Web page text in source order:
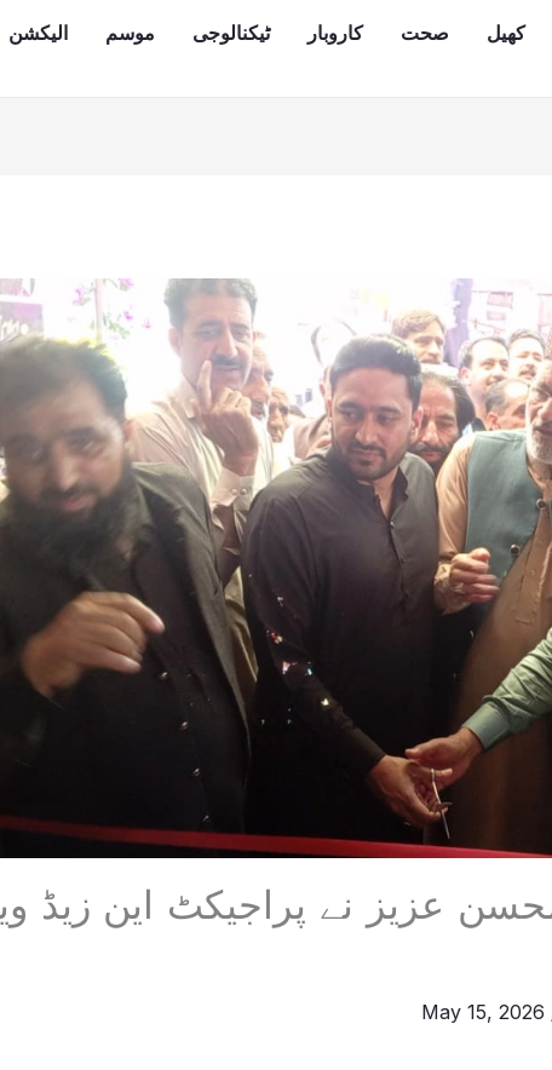
کھیل صحت کاروبار ٹیکنالوجی موسم
الیکشن
عزیز نے پراجیکٹ این زیڈ
May 15, 2026